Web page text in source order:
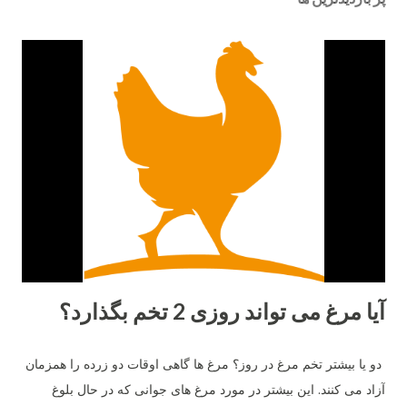
آیا مرغ می تواند روزی 2 تخم بگذارد؟
دو یا بیشتر تخم مرغ در روز؟ مرغ ها گاهی اوقات دو زرده را همزمان
آزاد می کنند. این بیشتر در مورد مرغ های جوانی که در حال بلوغ